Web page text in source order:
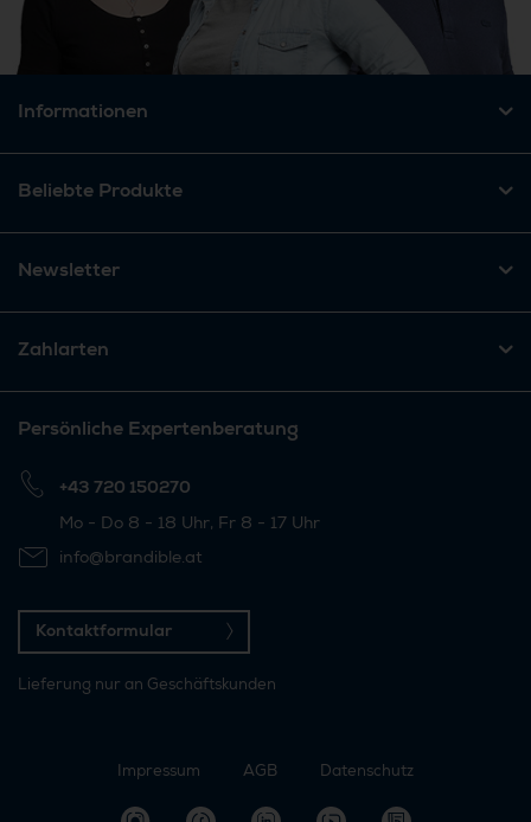
Informationen
Beliebte Produkte
Newsletter
Zahlarten
Persönliche Expertenberatung
+43 720 150270
Mo - Do 8 - 18 Uhr, Fr 8 - 17 Uhr
info@brandible.at
Kontaktformular
Lieferung nur an Geschäftskunden
Impressum AGB Datenschutz